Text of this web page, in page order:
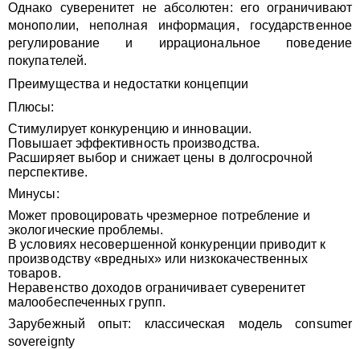
Однако суверенитет не абсолютен: его ограничивают
монополии, неполная информация, государственное
регулирование и иррациональное поведение
покупателей.
Преимущества и недостатки концепции
Плюсы:
Стимулирует конкуренцию и инновации.
Повышает эффективность производства.
Расширяет выбор и снижает цены в долгосрочной
перспективе.
Минусы:
Может провоцировать чрезмерное потребление и
экологические проблемы.
В условиях несовершенной конкуренции приводит к
производству «вредных» или низкокачественных
товаров.
Неравенство доходов ограничивает суверенитет
малообеспеченных групп.
Зарубежный опыт: классическая модель consumer
sovereignty